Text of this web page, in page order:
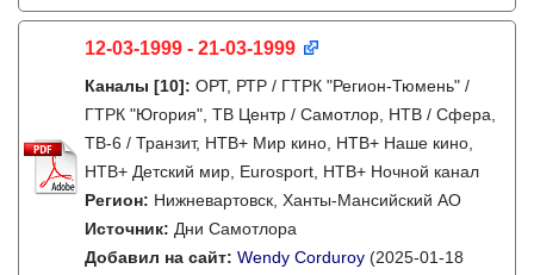
12-03-1999 - 21-03-1999
Каналы [10]: ОРТ, РТР / ГТРК "Регион-Тюмень" /
ГТРК "Югория", ТВ Центр / Самотлор, НТВ / Сфера,
ТВ-6 / Транзит, НТВ+ Мир кино, НТВ+ Наше кино,
НТВ+ Детский мир, Eurosport, НТВ+ Ночной канал
Регион: Нижневартовск, Ханты-Мансийский АО
Источник: Дни Самотлора
Добавил на сайт: Wendy Corduroy (2025-01-18